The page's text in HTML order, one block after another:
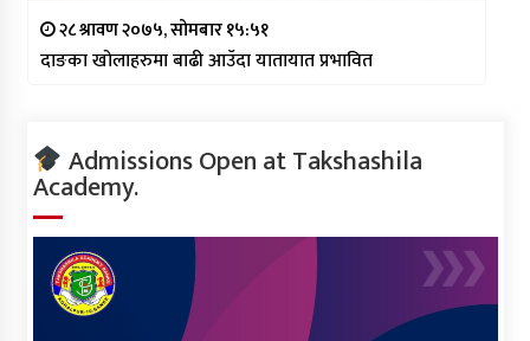
२८ श्रावण २०७५, सोमबार १५:५१
दाङका खोलाहरुमा बाढी आउँदा यातायात प्रभावित
Admissions Open at Takshashila
Academy.